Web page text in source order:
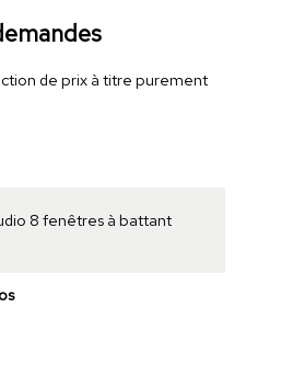
de prix à titre purement
8 fenêtres à battant